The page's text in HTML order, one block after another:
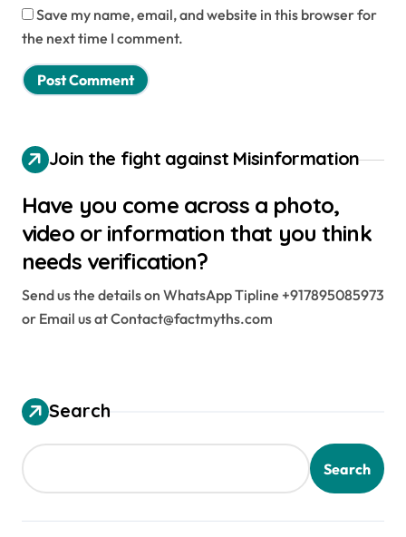
Save my name, email, and website in this browser for
the next time I comment.
Join the fight against Misinformation
Have you come across a photo,
video or information that you think
needs verification?
Send us the details on WhatsApp Tipline +917895085973
or Email us at Contact@factmyths.com
Search
Search